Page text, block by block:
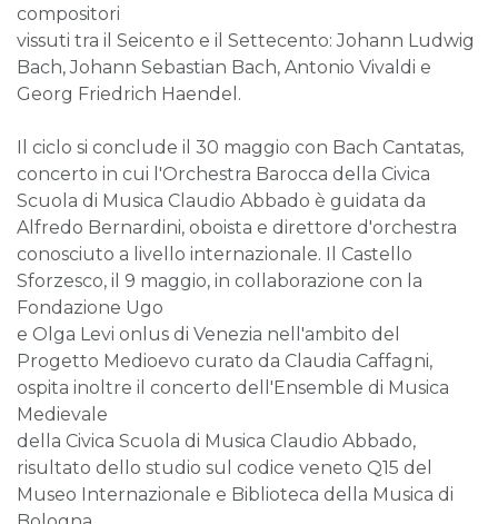
compositori
vissuti tra il Seicento e il Settecento: Johann Ludwig
Bach, Johann Sebastian Bach, Antonio Vivaldi e
Georg Friedrich Haendel.
Il ciclo si conclude il 30 maggio con Bach Cantatas,
concerto in cui l'Orchestra Barocca della Civica
Scuola di Musica Claudio Abbado è guidata da
Alfredo Bernardini, oboista e direttore d'orchestra
conosciuto a livello internazionale. Il Castello
Sforzesco, il 9 maggio, in collaborazione con la
Fondazione Ugo
e Olga Levi onlus di Venezia nell'ambito del
Progetto Medioevo curato da Claudia Caffagni,
ospita inoltre il concerto dell'Ensemble di Musica
Medievale
della Civica Scuola di Musica Claudio Abbado,
risultato dello studio sul codice veneto Q15 del
Museo Internazionale e Biblioteca della Musica di